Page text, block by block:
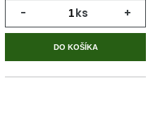
- ks +
DO KOŠÍKA